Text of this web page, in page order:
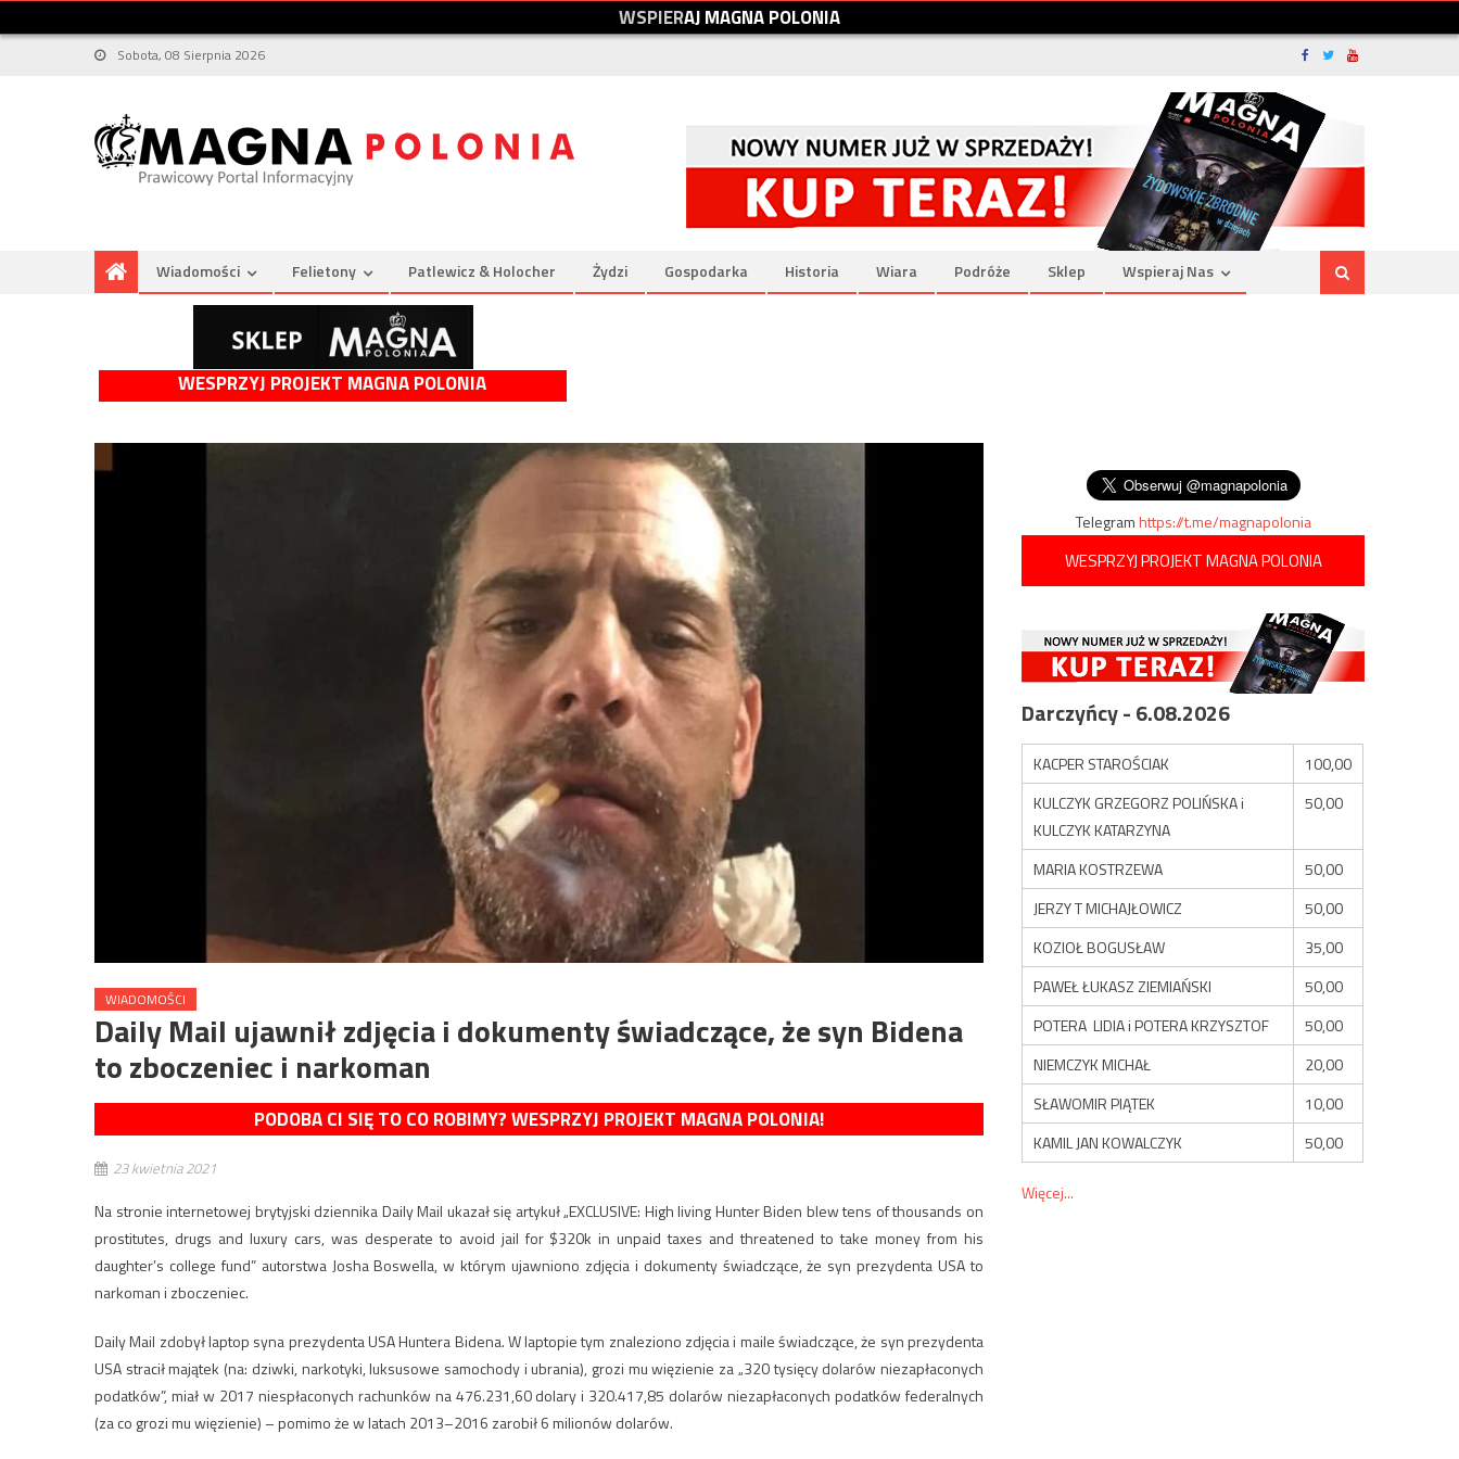
WSPIERAJMAGNAPOLONIA
Sobota, 08 Sierpnia 2026
Wiadomości Felietony Patlewicz & Holocher Żydzi Gospodarka Historia Wiara Podróże Sklep Wspieraj Nas
WESPRZYJ PROJEKT MAGNA POLONIA
WIADOMOŚCI
Daily Mail ujawnił zdjęcia i dokumenty świadczące, że syn Bidena
to zboczeniec i narkoman
PODOBA CI SIĘ TO CO ROBIMY? WESPRZYJ PROJEKT MAGNA POLONIA!
23 kwietnia 2021
Na stronie internetowej brytyjski dziennika Daily Mail ukazał się artykuł „EXCLUSIVE: High living Hunter Biden blew tens of thousands on
prostitutes, drugs and luxury cars, was desperate to avoid jail for $320k in unpaid taxes and threatened to take money from his
daughter’s college fund” autorstwa Josha Boswella, w którym ujawniono zdjęcia i dokumenty świadczące, że syn prezydenta USA to
narkoman i zboczeniec.
Daily Mail zdobył laptop syna prezydenta USA Huntera Bidena. W laptopie tym znaleziono zdjęcia i maile świadczące, że syn prezydenta
USA stracił majątek (na: dziwki, narkotyki, luksusowe samochody i ubrania), grozi mu więzienie za „320 tysięcy dolarów niezapłaconych
podatków”, miał w 2017 niespłaconych rachunków na 476.231,60 dolary i 320.417,85 dolarów niezapłaconych podatków federalnych
(za co grozi mu więzienie) – pomimo że w latach 2013–2016 zarobił 6 milionów dolarów.
Telegramhttps://t.me/magnapolonia
WESPRZYJ PROJEKT MAGNA POLONIA
Darczyńcy - 6.08.2026
KACPER STAROŚCIAK
100,00
KULCZYK GRZEGORZ POLIŃSKA i
KULCZYK KATARZYNA
50,00
MARIA KOSTRZEWA
50,00
JERZY T MICHAJŁOWICZ
50,00
KOZIOŁ BOGUSŁAW
35,00
PAWEŁ ŁUKASZ ZIEMIAŃSKI
50,00
POTERA LIDIA i POTERA KRZYSZTOF
50,00
NIEMCZYK MICHAŁ
20,00
SŁAWOMIR PIĄTEK
10,00
KAMIL JAN KOWALCZYK
50,00
Więcej...